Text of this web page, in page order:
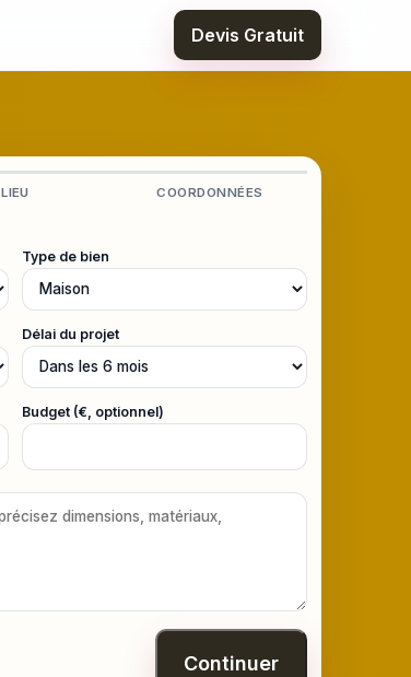
Devis Gratuit
LIEU COORDONNÉES
Type de bien
Délai du projet
Budget (€, optionnel)
Continuer